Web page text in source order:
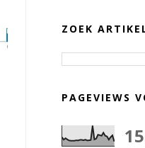
ZOEK
PAGEVIEWS